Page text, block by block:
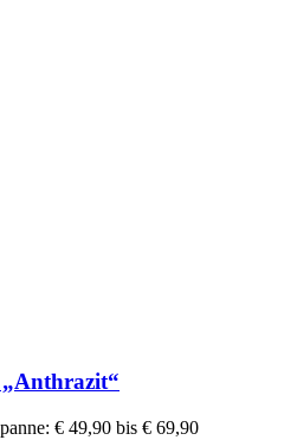
€ 49,90 bis € 69,90